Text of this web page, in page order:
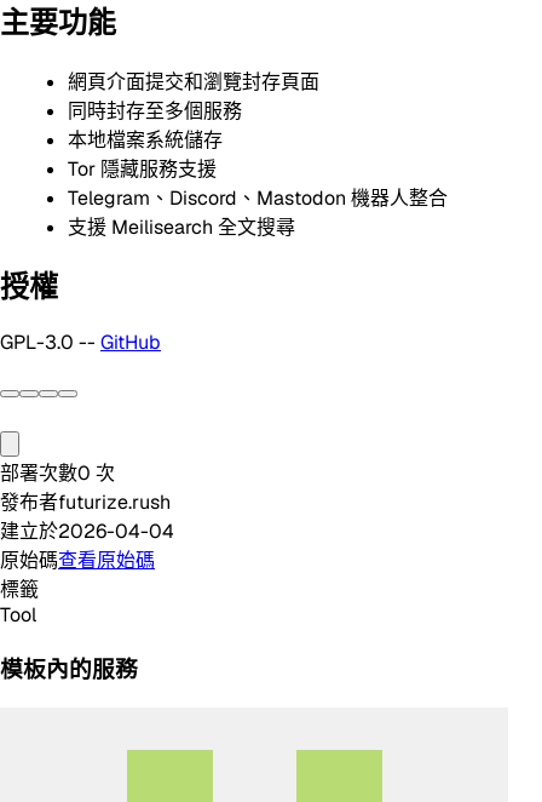
主要功能
網頁介面提交和瀏覽封存頁面
同時封存至多個服務
本地檔案系統儲存
Tor 隱藏服務支援
Telegram、Discord、Mastodon 機器人整合
支援 Meilisearch 全文搜尋
授權
GPL-3.0 -- GitHub
部署次數0 次
發布者futurize.rush
建立於2026-04-04
原始碼查看原始碼
標籤
Tool
模板內的服務